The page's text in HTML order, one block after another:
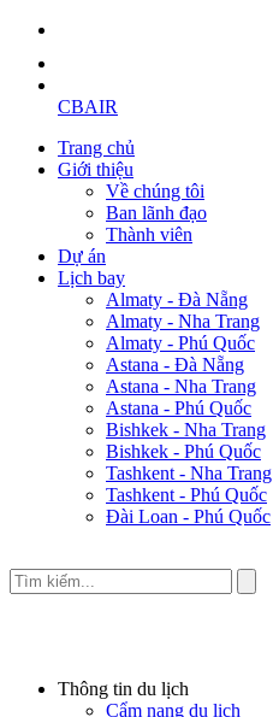
CBAIR
Trang chủ
Giới thiệu
Về chúng tôi
Ban lãnh đạo
Thành viên
Dự án
Lịch bay
Almaty - Đà Nẵng
Almaty - Nha Trang
Almaty - Phú Quốc
Astana - Đà Nẵng
Astana - Nha Trang
Astana - Phú Quốc
Bishkek - Nha Trang
Bishkek - Phú Quốc
Tashkent - Nha Trang
Tashkent - Phú Quốc
Đài Loan - Phú Quốc
Thông tin du lịch
Cẩm nang du lịch